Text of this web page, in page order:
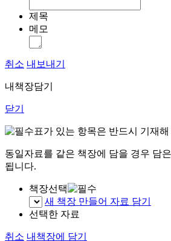
제목
메모
취소 내보내기
내책장담기
닫기
표가 있는 항목은 반드시 기재
동일자료를 같은 책장에 담을 경우 담
됩니다.
책장선택
새 책장 만들어 자료 담기
선택한 자료
취소 내책장에 담기